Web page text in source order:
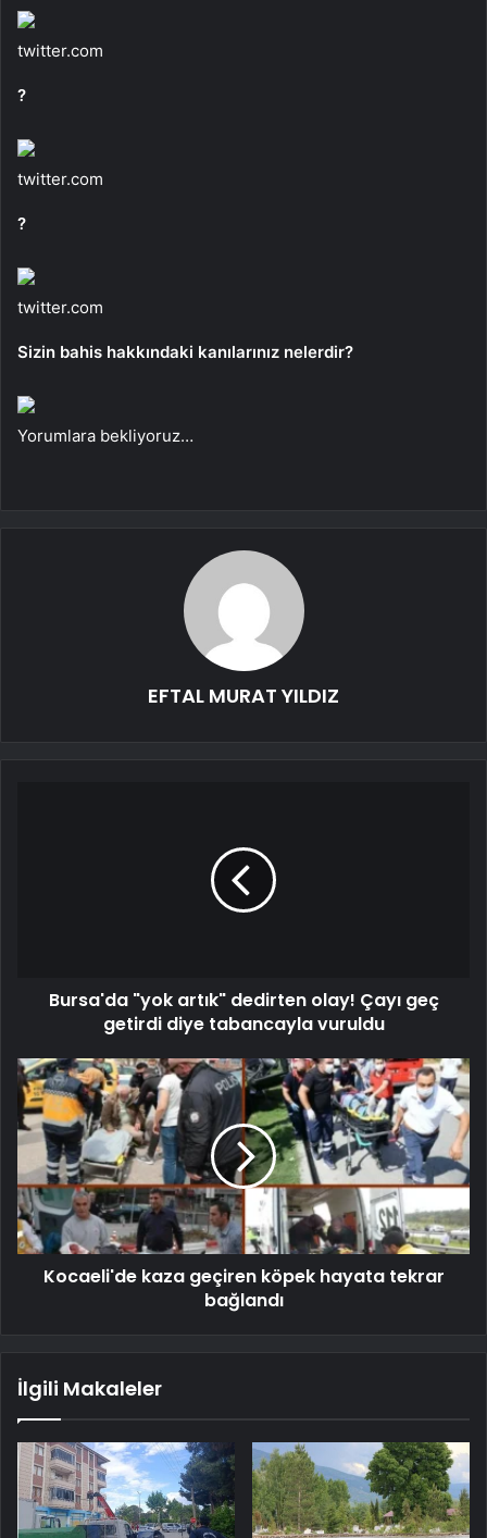
twitter.com
?
twitter.com
?
twitter.com
Sizin bahis hakkındaki kanılarınız nelerdir?
Yorumlara bekliyoruz…
EFTAL MURAT YILDIZ
Bursa'da "yok artık" dedirten olay! Çayı geç
getirdi diye tabancayla vuruldu
Kocaeli'de kaza geçiren köpek hayata tekrar
bağlandı
İlgili Makaleler